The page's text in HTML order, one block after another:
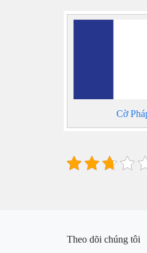
Cờ
Theo dõi chúng tôi